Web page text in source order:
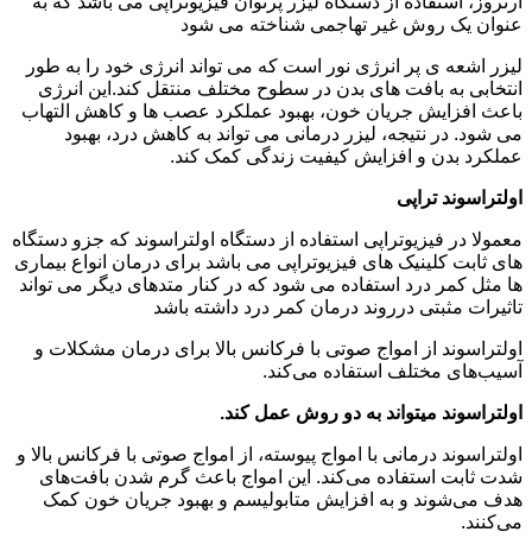
عنوان یک روش غیر تهاجمی شناخته می شود
لیزر اشعه ی پر انرژی نور است که می تواند انرژی خود را به طور
انتخابی به بافت های بدن در سطوح مختلف منتقل کند.این انرژی
باعث افزایش جریان خون، بهبود عملکرد عصب ها و کاهش التهاب
می شود. در نتیجه، لیزر درمانی می تواند به کاهش درد، بهبود
عملکرد بدن و افزایش کیفیت زندگی کمک کند.
اولتراسوند تراپی
معمولا در فیزیوتراپی استفاده از دستگاه اولتراسوند که جزو دستگاه
های ثابت کلینیک های فیزیوتراپی می باشد برای درمان انواع بیماری
ها مثل کمر درد استفاده می شود که در کنار متدهای دیگر می تواند
تاثیرات مثبتی درروند درمان کمر درد داشته باشد
اولتراسوند از امواج صوتی با فرکانس بالا برای درمان مشکلات و
آسیب‌های مختلف استفاده می‌کند.
اولتراسوند میتواند به دو روش عمل کند.
اولتراسوند درمانی با امواج پیوسته، از امواج صوتی با فرکانس بالا و
شدت ثابت استفاده می‌کند. این امواج باعث گرم شدن بافت‌های
هدف می‌شوند و به افزایش متابولیسم و بهبود جریان خون کمک
می‌کنند.